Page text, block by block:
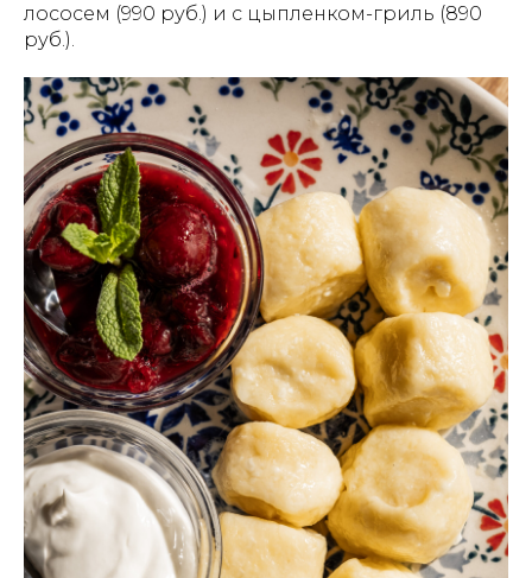
лососем (990 руб.) и с цыпленком-гриль (890
руб.).